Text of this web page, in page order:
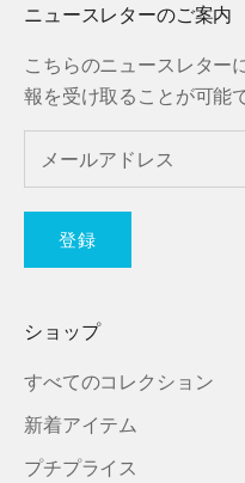
ニュースレターのご案内
こちらのニュースレター
報を受け取ることが可能
登録
ショップ
すべてのコレクション
新着アイテム
プチプライス